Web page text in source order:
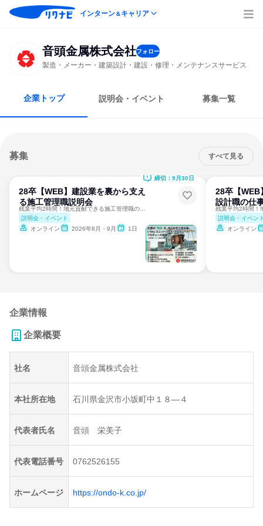
インターン＆キャリア
音頭金属株式会社フォロー
製造・メーカー・建築設計・建設・修理・メンテナンスサービス
企業トップ 説明会・イベント 募集一覧
募集 すべて見る
28卒【WEB】建設業を裏から支え
る施工管理職説明会
説明会・イベント
オンライン
2026年8月・9月 1日
締切：9月30日
28卒【WEB
設計職の仕
説明会・イベン
オンライン
企業情報
企業概要
社名 音頭金属株式会社
本社所在地 石川県金沢市小坂町中１８―４
代表者氏名 音頭 栄美子
代表電話番号 0762526155
ホームページ https://ondo-k.co.jp/